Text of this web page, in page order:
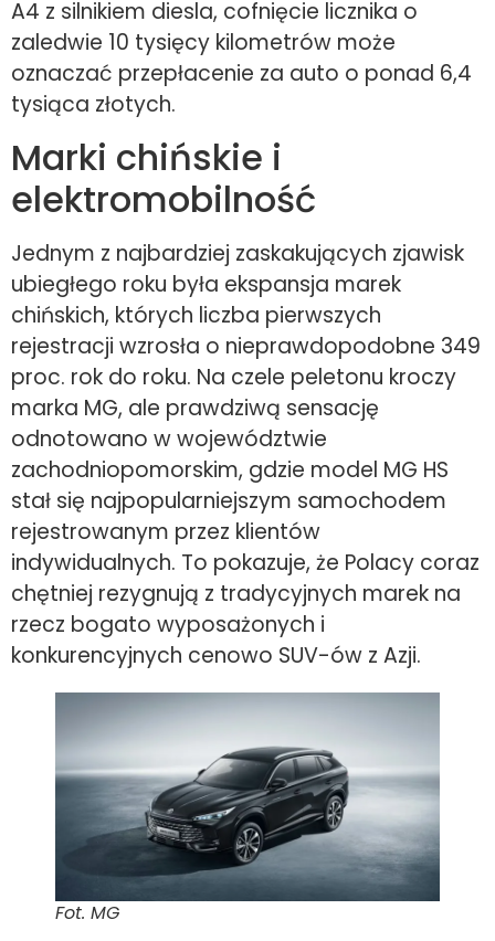
A4 z silnikiem diesla, cofnięcie licznika o
zaledwie 10 tysięcy kilometrów może
oznaczać przepłacenie za auto o ponad 6,4
tysiąca złotych.
Marki chińskie i
elektromobilność
Jednym z najbardziej zaskakujących zjawisk
ubiegłego roku była ekspansja marek
chińskich, których liczba pierwszych
rejestracji wzrosła o nieprawdopodobne 349
proc. rok do roku. Na czele peletonu kroczy
marka MG, ale prawdziwą sensację
odnotowano w województwie
zachodniopomorskim, gdzie model MG HS
stał się najpopularniejszym samochodem
rejestrowanym przez klientów
indywidualnych. To pokazuje, że Polacy coraz
chętniej rezygnują z tradycyjnych marek na
rzecz bogato wyposażonych i
konkurencyjnych cenowo SUV-ów z Azji.
Fot. MG